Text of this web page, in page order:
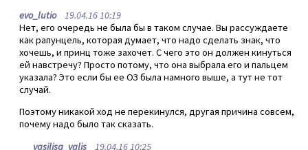
evo_lutio19.04.16 10:19
Нет, его очередь не была бы в таком случае. Вы рассуждаете
как рапунцель, которая думает, что надо сделать знак, что
хочешь, и принц тоже захочет. С чего это он должен кинуться
ей навстречу? Просто потому, что она выбрала его и пальцем
указала? Это если бы ее ОЗ была намного выше, а тут не тот
случай.
Поэтому никакой ход не перекинулся, другая причина совсем,
почему надо было так сказать.
vasilisa_valis 19.04.16 10:25